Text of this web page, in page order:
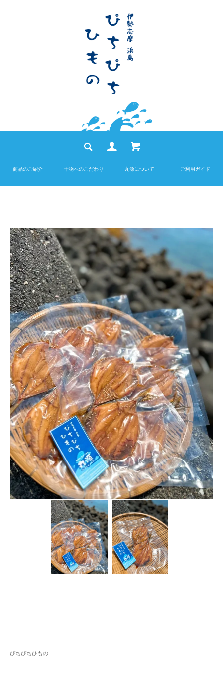
商品のご紹介 干物へのこだわり 丸源について ご利用ガイド
ぴちぴちひもの